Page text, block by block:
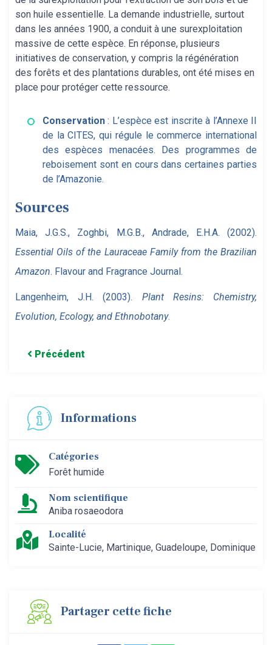
son huile essentielle. La demande industrielle, surtout
dans les années 1900, a conduit à une surexploitation
massive de cette espèce. En réponse, plusieurs
initiatives de conservation, y compris la régénération
des forêts et des plantations durables, ont été mises en
place pour protéger cette ressource.
Conservation : L’espèce est inscrite à l’Annexe II
de la CITES, qui régule le commerce international
des espèces menacées. Des programmes de
reboisement sont en cours dans certaines parties
de l’Amazonie.
Sources
Maia, J.G.S., Zoghbi, M.G.B., Andrade, E.H.A. (2002).
Essential Oils of the Lauraceae Family from the Brazilian
Amazon. Flavour and Fragrance Journal.
Langenheim, J.H. (2003). Plant Resins: Chemistry,
Evolution, Ecology, and Ethnobotany.
Précédent
Informations
Catégories
Forêt humide
Nom scientifique
Aniba rosaeodora
Localité
Sainte-Lucie, Martinique, Guadeloupe, Dominique
Partager cette fiche